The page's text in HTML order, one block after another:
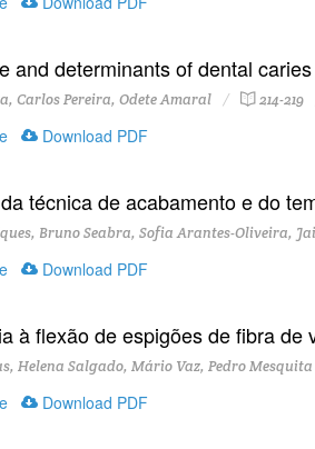
and determinants of dental
Carlos Pereira, Odete Amaral 214-219
Download PDF
técnica de acabamento e do
Bruno Seabra, Sofia Arantes-Oliveira,
Download PDF
à flexão de espigões de fibra
Helena Salgado, Mário Vaz, Pedro Mesquita
Download PDF